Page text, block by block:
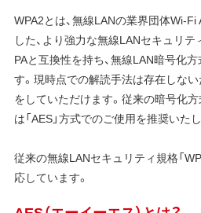
WPA2とは、無線LANの業界団体Wi-
した、より強力な無線LANセキュリ
PAと互換性を持ち、無線LAN暗号化方
す。現時点での解読手法は存在しな
をしていただけます。従来の暗号化
は「AES」方式でのご使用を推奨いたし
従来の無線LANセキュリティ規格「
応しています。